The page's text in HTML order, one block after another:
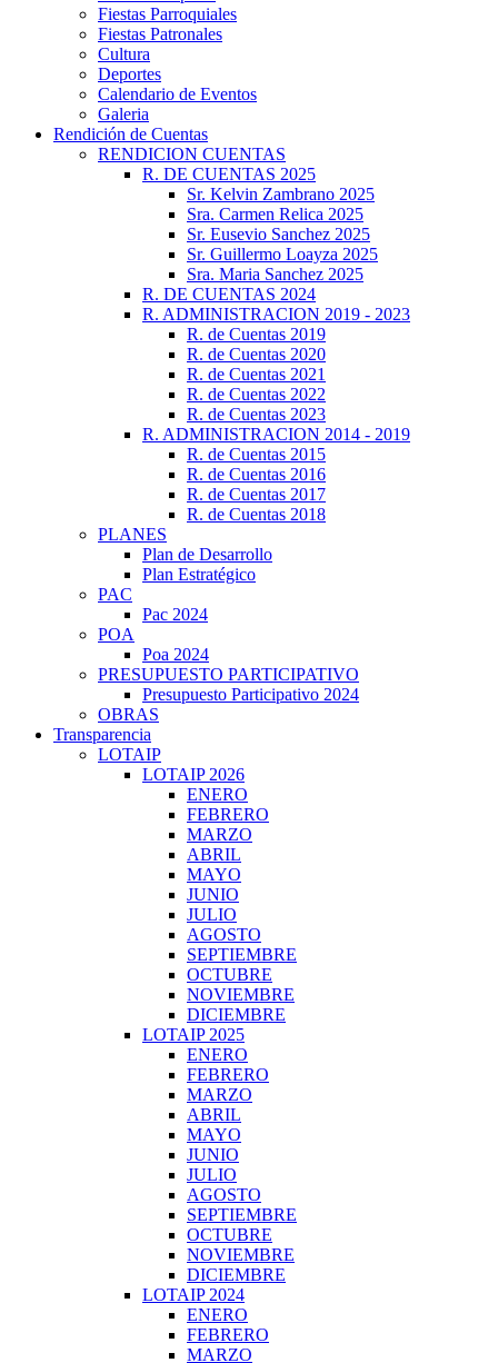
Fiestas Parroquiales
Fiestas Patronales
Cultura
Deportes
Calendario de Eventos
Galeria
Rendición de Cuentas
RENDICION CUENTAS
R. DE CUENTAS 2025
Sr. Kelvin Zambrano 2025
Sra. Carmen Relica 2025
Sr. Eusevio Sanchez 2025
Sr. Guillermo Loayza 2025
Sra. Maria Sanchez 2025
R. DE CUENTAS 2024
R. ADMINISTRACION 2019 - 2023
R. de Cuentas 2019
R. de Cuentas 2020
R. de Cuentas 2021
R. de Cuentas 2022
R. de Cuentas 2023
R. ADMINISTRACION 2014 - 2019
R. de Cuentas 2015
R. de Cuentas 2016
R. de Cuentas 2017
R. de Cuentas 2018
PLANES
Plan de Desarrollo
Plan Estratégico
PAC
Pac 2024
POA
Poa 2024
PRESUPUESTO PARTICIPATIVO
Presupuesto Participativo 2024
OBRAS
Transparencia
LOTAIP
LOTAIP 2026
ENERO
FEBRERO
MARZO
ABRIL
MAYO
JUNIO
JULIO
AGOSTO
SEPTIEMBRE
OCTUBRE
NOVIEMBRE
DICIEMBRE
LOTAIP 2025
ENERO
FEBRERO
MARZO
ABRIL
MAYO
JUNIO
JULIO
AGOSTO
SEPTIEMBRE
OCTUBRE
NOVIEMBRE
DICIEMBRE
LOTAIP 2024
ENERO
FEBRERO
MARZO